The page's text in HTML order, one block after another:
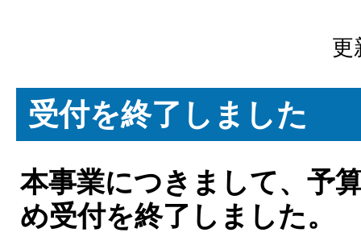
更
受付を終了しました
本事業につきまして、予
め受付を終了しました。